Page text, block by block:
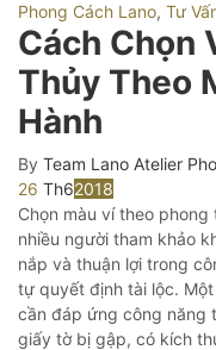
Phong Cách Lano, Tư
Cách Chọn
Thủy Theo
Hành
By Team Lano Atelier
26 Th62018
Chọn màu ví theo
nhiều người tham khảo
nắp và thuận lợi trong
tự quyết định tài lộc.
cần đáp ứng công năng
giấy tờ bị gập, có kích